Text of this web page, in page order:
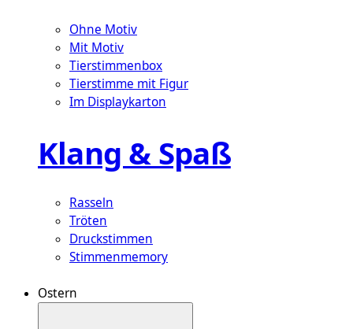
Ohne Motiv
Mit Motiv
Tierstimmenbox
Tierstimme mit Figur
Im Displaykarton
Klang & Spaß
Rasseln
Tröten
Druckstimmen
Stimmenmemory
Ostern